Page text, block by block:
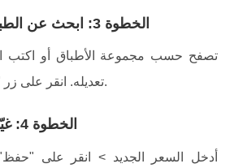
الخطوة 3: ابحث عن الطبق الذي تريد تحديثه
تصفح حسب مجموعة الأطباق أو اكتب
تعديله. انقر على زر "تعديل" أو رمز الترس.
الخطوة 4: غيّر إلى السعر الجديد
أدخل السعر الجديد > انقر على